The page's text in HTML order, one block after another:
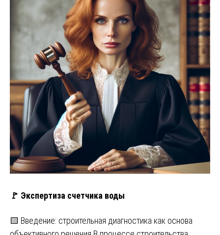
🚩 Экспертиза счетчика воды
🟨 Введение: строительная диагностика как основа